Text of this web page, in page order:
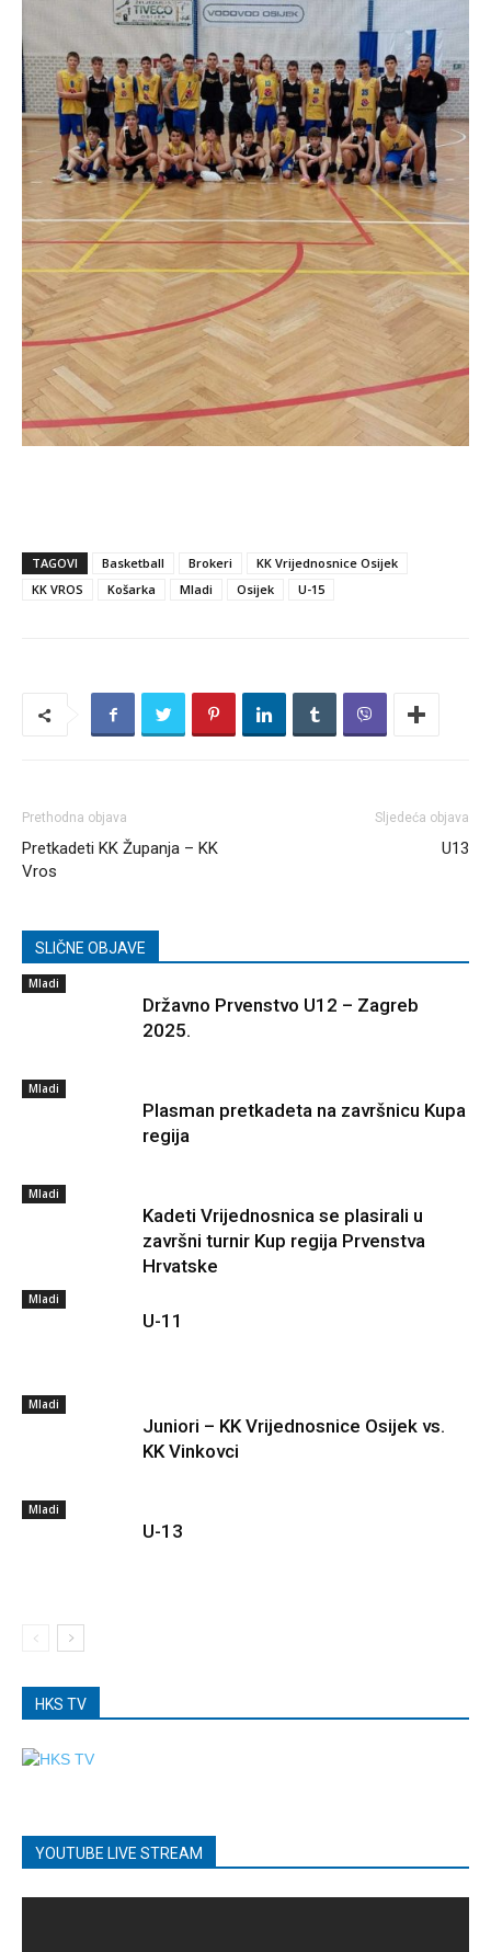
TAGOVI Basketball Brokeri
KK Vrijednosnice Osijek
KK VROS
Košarka Mladi Osijek U-15
Prethodna objava
Pretkadeti KK Županja – KK
Vros
Sljedeća objava
U13
SLIČNE OBJAVE
Mladi
Državno Prvenstvo U12 – Zagreb
2025.
Mladi
Plasman pretkadeta na završnicu Kupa
regija
Mladi
Kadeti Vrijednosnica se plasirali u
završni turnir Kup regija Prvenstva
Hrvatske
Mladi
U-11
Mladi
Juniori – KK Vrijednosnice Osijek vs.
KK Vinkovci
Mladi
U-13
HKS TV
YOUTUBE LIVE STREAM